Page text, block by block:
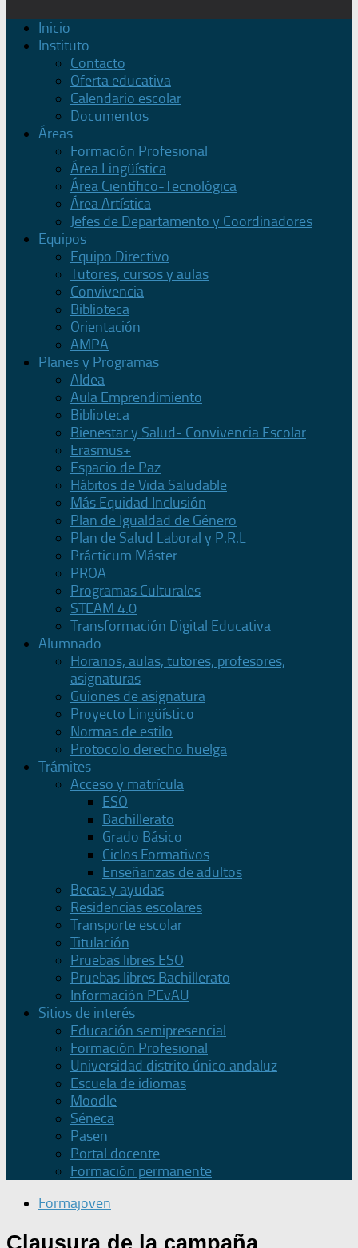
Inicio
Instituto
Contacto
Oferta educativa
Calendario escolar
Documentos
Áreas
Formación Profesional
Área Lingüística
Área Científico-Tecnológica
Área Artística
Jefes de Departamento y Coordinadores
Equipos
Equipo Directivo
Tutores, cursos y aulas
Convivencia
Biblioteca
Orientación
AMPA
Planes y Programas
Aldea
Aula Emprendimiento
Biblioteca
Bienestar y Salud- Convivencia Escolar
Erasmus+
Espacio de Paz
Hábitos de Vida Saludable
Más Equidad Inclusión
Plan de Igualdad de Género
Plan de Salud Laboral y P.R.L
Prácticum Máster
PROA
Programas Culturales
STEAM 4.0
Transformación Digital Educativa
Alumnado
Horarios, aulas, tutores, profesores,
asignaturas
Guiones de asignatura
Proyecto Lingüístico
Normas de estilo
Protocolo derecho huelga
Trámites
Acceso y matrícula
ESO
Bachillerato
Grado Básico
Ciclos Formativos
Enseñanzas de adultos
Becas y ayudas
Residencias escolares
Transporte escolar
Titulación
Pruebas libres ESO
Pruebas libres Bachillerato
Información PEvAU
Sitios de interés
Educación semipresencial
Formación Profesional
Universidad distrito único andaluz
Escuela de idiomas
Moodle
Séneca
Pasen
Portal docente
Formación permanente
Formajoven
Clausura de la campaña